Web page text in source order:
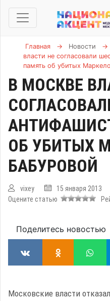
Главная → Новости →
власти не согласовали
память об убитых
В МОСКВЕ
ОБ УБИТЫХ
БАБУРОВОЙ
vixey 15 января 2013
Оцените статью
Поделитесь новостью
Московские власти